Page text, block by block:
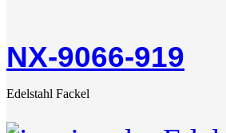
NX-9066-919
Edelstahl Fackel